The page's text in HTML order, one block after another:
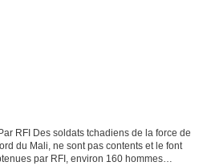
RFI Des soldats tchadiens de la force de
du Mali, ne sont pas contents et le font
par RFI, environ 160 hommes